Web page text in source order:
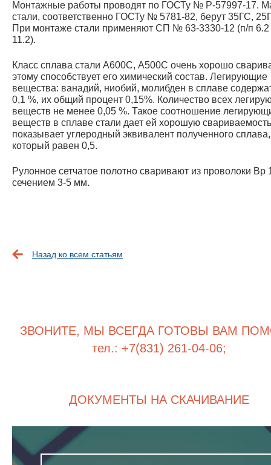
Монтажные работы проводят по ГОСТу № Р-57997-17.
стали, соответственно ГОСТу № 5781-82, берут 35ГС,
При монтаже стали применяют СП № 63-3330-12 (п/п 6.2
11.2).
Класс сплава стали А600С, А500С очень хорошо
этому способствует его химический состав. Легирующие
вещества: ванадий, ниобий, молибден в сплаве
0,1 %, их общий процент 0,15%. Количество всех
веществ не менее 0,05 %. Такое соотношение
веществ в сплаве стали дает ей хорошую
показывает углеродный эквивалент полученного сплава,
который равен 0,5.
Рулонное сетчатое полотно сваривают из проволоки Вр
сечением 3-5 мм.
Назад ко всем статьям
ЗВОНИТЕ, МЫ ВСЕГДА ГОТОВЫ ВАМ
тел.: +7(831) 261-04-06;
ДОКУМЕНТЫ НА СКАЧИВАНИЕ